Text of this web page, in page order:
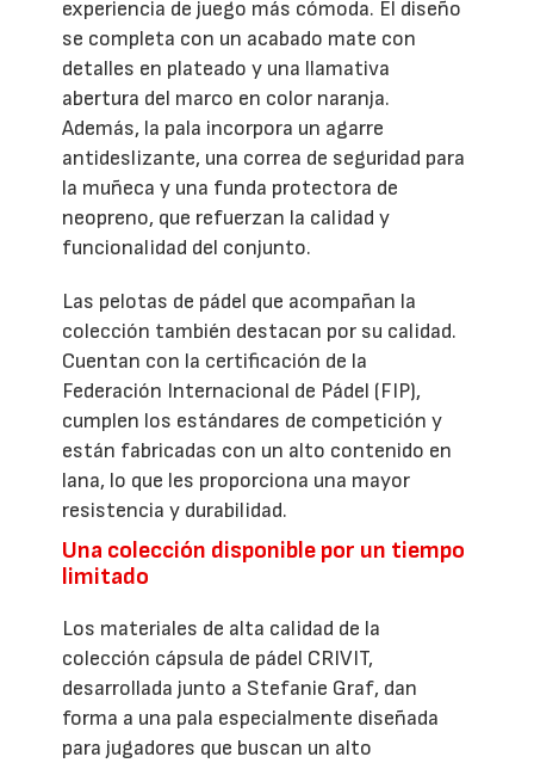
experiencia de juego más cómoda. El diseño
se completa con un acabado mate con
detalles en plateado y una llamativa
abertura del marco en color naranja.
Además, la pala incorpora un agarre
antideslizante, una correa de seguridad para
la muñeca y una funda protectora de
neopreno, que refuerzan la calidad y
funcionalidad del conjunto.
Las pelotas de pádel que acompañan la
colección también destacan por su calidad.
Cuentan con la certificación de la
Federación Internacional de Pádel (FIP),
cumplen los estándares de competición y
están fabricadas con un alto contenido en
lana, lo que les proporciona una mayor
resistencia y durabilidad.
Una colección disponible por un tiempo
limitado
Los materiales de alta calidad de la
colección cápsula de pádel CRIVIT,
desarrollada junto a Stefanie Graf, dan
forma a una pala especialmente diseñada
para jugadores que buscan un alto